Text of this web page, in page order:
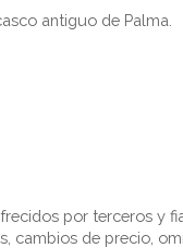
antiguo de Palma.
por terceros y
cambios de precio,